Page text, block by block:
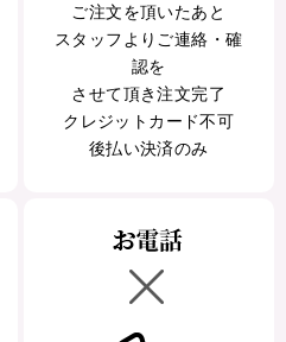
ご注文を頂いたあと
スタッフよりご連絡・確
認を
させて頂き注文完了
クレジットカード不可
後払い決済のみ